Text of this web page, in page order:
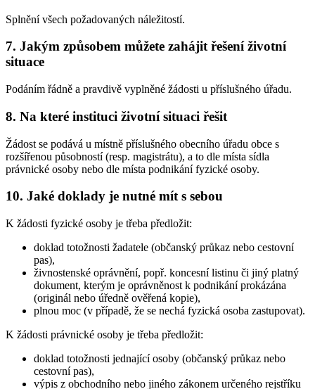
Splnění všech požadovaných náležitostí.
7. Jakým způsobem můžete zahájit řešení životní
situace
Podáním řádně a pravdivě vyplněné žádosti u příslušného úřadu.
8. Na které instituci životní situaci řešit
Žádost se podává u místně příslušného obecního úřadu obce s
rozšířenou působností (resp. magistrátu), a to dle místa sídla
právnické osoby nebo dle místa podnikání fyzické osoby.
10. Jaké doklady je nutné mít s sebou
K žádosti fyzické osoby je třeba předložit:
doklad totožnosti žadatele (občanský průkaz nebo cestovní
pas),
živnostenské oprávnění, popř. koncesní listinu či jiný platný
dokument, kterým je oprávněnost k podnikání prokázána
(originál nebo úředně ověřená kopie),
plnou moc (v případě, že se nechá fyzická osoba zastupovat).
K žádosti právnické osoby je třeba předložit:
doklad totožnosti jednající osoby (občanský průkaz nebo
cestovní pas),
výpis z obchodního nebo jiného zákonem určeného rejstříku